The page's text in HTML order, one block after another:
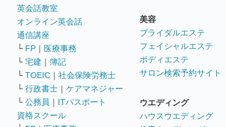
英会話教室
オンライン英会話
通信講座
└ FP ｜ 医療事務
└ 宅建 ｜ 簿記
└ TOEIC ｜ 社会保険労務士
└ 行政書士 ｜ ケアマネジャー
└ 公務員 ｜ ITパスポート
資格スクール
美容
ブライダルエステ
フェイシャルエステ
ボディエステ
サロン検索予約サイト
ウエディング
ハウスウエディング